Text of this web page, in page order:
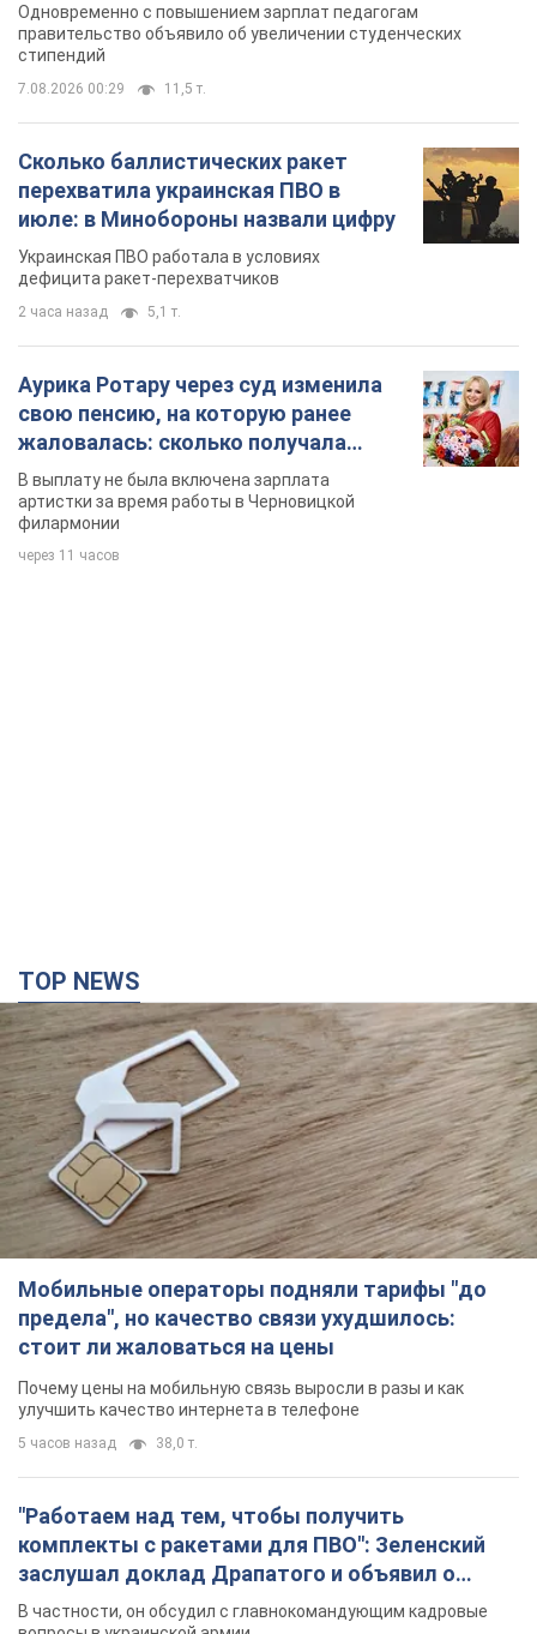
Одновременно с повышением зарплат педагогам
правительство объявило об увеличении студенческих
стипендий
7.08.2026 00:29 11,5 т.
Сколько баллистических ракет
перехватила украинская ПВО в
июле: в Минобороны назвали цифру
Украинская ПВО работала в условиях
дефицита ракет-перехватчиков
2 часа назад 5,1 т.
Аурика Ротару через суд изменила
свою пенсию, на которую ранее
жаловалась: сколько получала
певица
В выплату не была включена зарплата
артистки за время работы в Черновицкой
филармонии
через 11 часов
TOP NEWS
Мобильные операторы подняли тарифы "до
предела", но качество связи ухудшилось:
стоит ли жаловаться на цены
Почему цены на мобильную связь выросли в разы и как
улучшить качество интернета в телефоне
5 часов назад 38,0 т.
"Работаем над тем, чтобы получить
комплекты с ракетами для ПВО": Зеленский
заслушал доклад Драпатого и объявил о
новых мерах
В частности, он обсудил с главнокомандующим кадровые